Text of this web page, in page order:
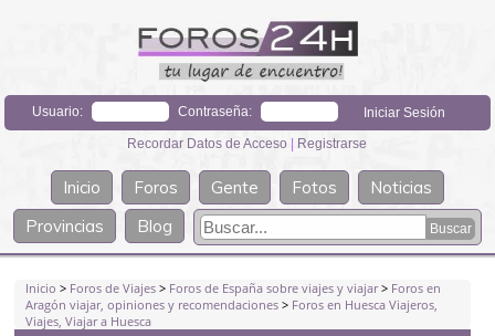
Usuario: Contraseña:
Recordar Datos de Acceso | Registrarse
Inicio Foros Gente Fotos
Noticias
Provincias
Blog
Inicio > Foros de Viajes > Foros de España sobre viajes y viajar> Foros en
Aragón viajar, opiniones y recomendaciones > Foros en Huesca Viajeros,
Viajes, Viajar a Huesca